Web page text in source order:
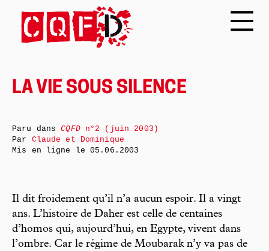
LA VIE SOUS SILENCE
Il dit froidement qu’il n’a aucun espoir. Il a vingt
ans. L’histoire de Daher est celle de centaines
d’homos qui, aujourd’hui, en Egypte, vivent dans
l’ombre. Car le régime de Moubarak n’y va pas de
Paru dansCQFDn°2 (juin 2003)
Par Claude et Dominique
Mis en ligne le05.06.2003